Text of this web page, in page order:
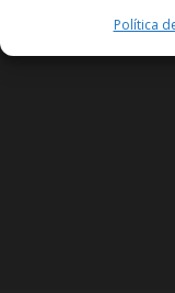
Política